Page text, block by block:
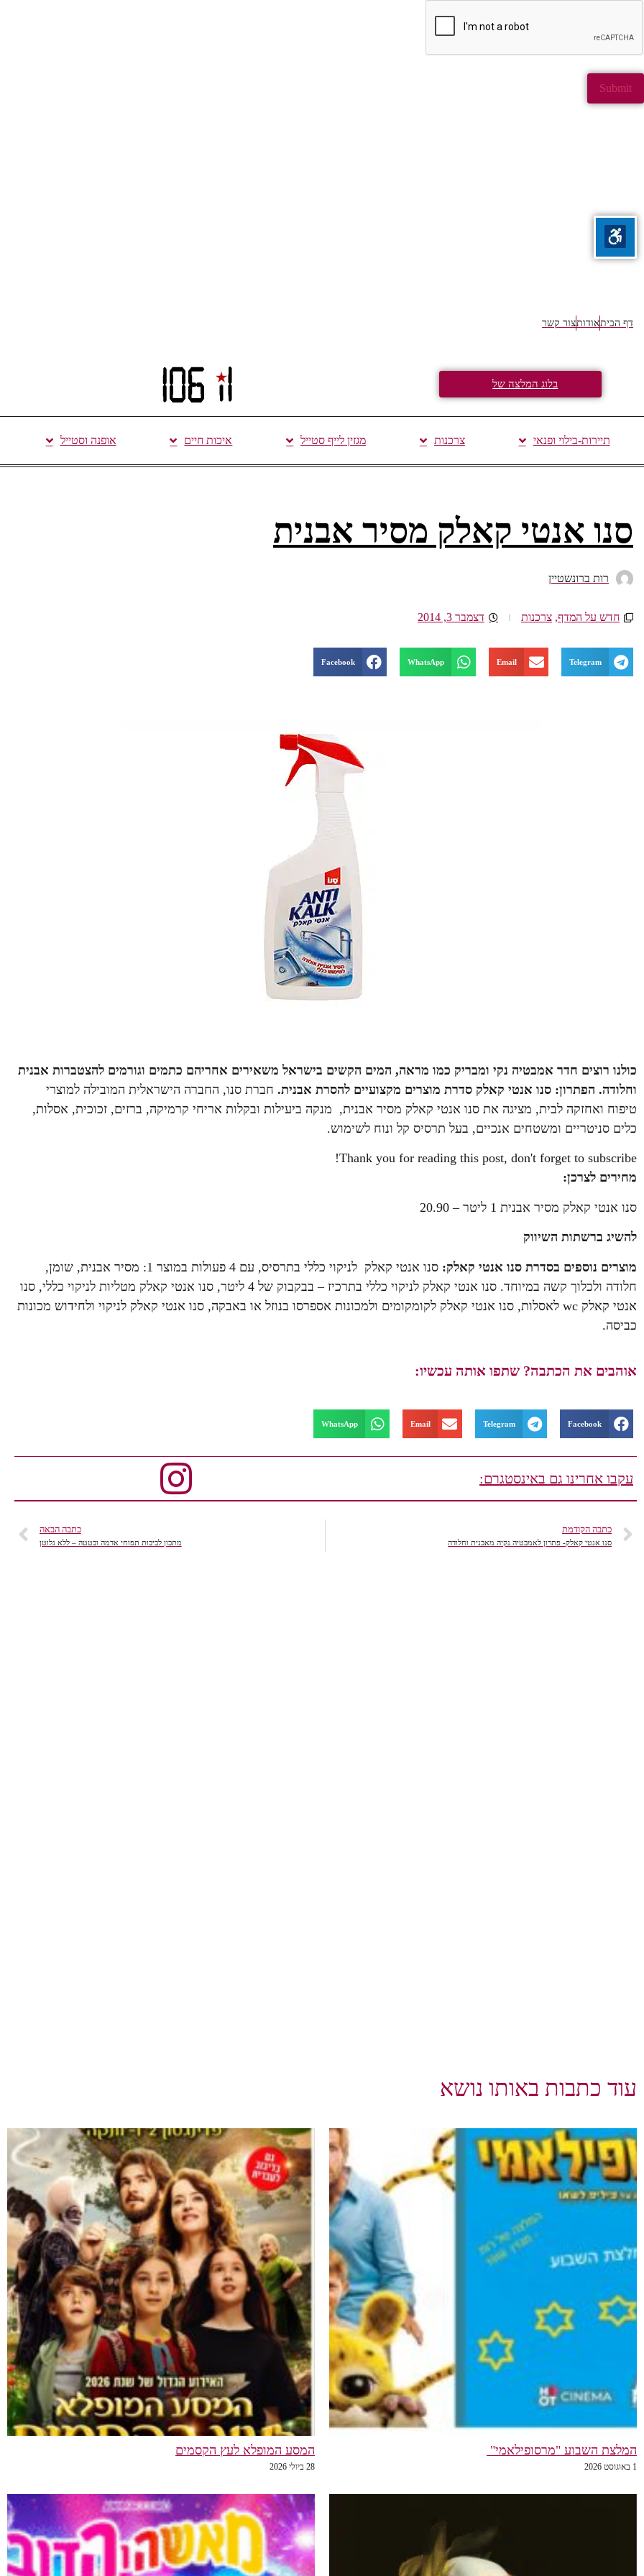
דף הביתאודותצור קשר
בלוג המלצה של
תיירות-בילוי ופנאי צרכנות מגזין לייף סטייל איכות חיים אופנה וסטייל
סנו אנטי קאלק מסיר אבנית
רות ברונשטיין
חדש על המדף, צרכנות דצמבר 3, 2014
Telegram
Email
WhatsApp
Facebook
כולנו רוצים חדר אמבטיה נקי ומבריק כמו מראה, המים הקשים בישראל משאירים אחריהם כתמים וגורמים להצטברות אבנית
וחלודה. הפתרון: סנו אנטי קאלק סדרת מוצרים מקצועיים להסרת אבנית. חברת סנו, החברה הישראלית המובילה למוצרי
טיפוח ואחזקה לבית, מציגה את סנו אנטי קאלק מסיר אבנית, מנקה ביעילות ובקלות אריחי קרמיקה, ברזים, זכוכית, אסלות,
כלים סניטריים ומשטחים אנכיים, בעל תרסיס קל ונוח לשימוש.
Thank you for reading this post, don't forget to subscribe!
מחירים לצרכן:
סנו אנטי קאלק מסיר אבנית 1 ליטר – 20.90
להשיג ברשתות השיווק
מוצרים נוספים בסדרת סנו אנטי קאלק:
סנו אנטי קאלק לניקוי כללי בתרסיס, עם 4 פעולות במוצר 1: מסיר אבנית, שומן,
חלודה ולכלוך קשה במיוחד. סנו אנטי קאלק לניקוי כללי בתרכיז – בבקבוק של 4 ליטר, סנו אנטי קאלק מטליות לניקוי כללי, סנו
אנטי קאלק wc לאסלות, סנו אנטי קאלק לקומקומים ולמכונות אספרסו בנוזל או באבקה, סנו אנטי קאלק לניקוי ולחידוש מכונות
כביסה.
אוהבים את הכתבה? שתפו אותה עכשיו:
Facebook
Telegram
Email
WhatsApp
עקבו אחרינו גם באינסטגרם:
כתבה הקודמת
סנו אנטי קאלק- פתרון לאמבטיה נקיה מאבנית וחלודה
כתבה הבאה
מתכון לביבות תפוחי אדמה ובטטה – ללא גלוטן
עוד כתבות באותו נושא
המלצת השבוע "מרסופילאמי"
1 באוגוסט 2026
המסע המופלא לעץ הקסמים
28 ביולי 2026